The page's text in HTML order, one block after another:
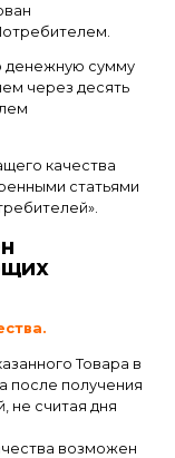
денежную сумму
через десять
качества
статьями
Товара в
после получения
не считая дня
возможен